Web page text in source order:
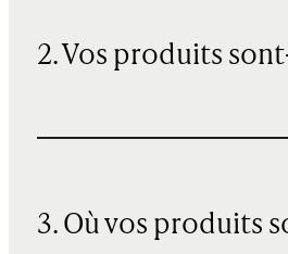
2. Vos produits
3. Où vos produits